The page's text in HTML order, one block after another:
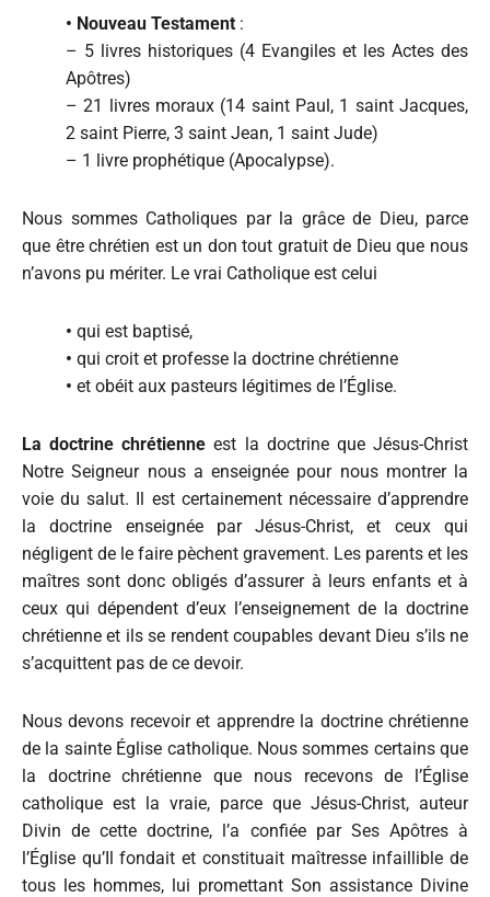
• Nouveau Testament :
– 5 livres historiques (4 Evangiles et les Actes des
Apôtres)
– 21 livres moraux (14 saint Paul, 1 saint Jacques,
2 saint Pierre, 3 saint Jean, 1 saint Jude)
– 1 livre prophétique (Apocalypse).
Nous sommes Catholiques par la grâce de Dieu, parce
que être chrétien est un don tout gratuit de Dieu que nous
n’avons pu mériter. Le vrai Catholique est celui
• qui est baptisé,
• qui croit et professe la doctrine chrétienne
• et obéit aux pasteurs légitimes de l’Église.
La doctrine chrétienne est la doctrine que Jésus-Christ
Notre Seigneur nous a enseignée pour nous montrer la
voie du salut. Il est certainement nécessaire d’apprendre
la doctrine enseignée par Jésus-Christ, et ceux qui
négligent de le faire pèchent gravement. Les parents et les
maîtres sont donc obligés d’assurer à leurs enfants et à
ceux qui dépendent d’eux l’enseignement de la doctrine
chrétienne et ils se rendent coupables devant Dieu s’ils ne
s’acquittent pas de ce devoir.
Nous devons recevoir et apprendre la doctrine chrétienne
de la sainte Église catholique. Nous sommes certains que
la doctrine chrétienne que nous recevons de l’Église
catholique est la vraie, parce que Jésus-Christ, auteur
Divin de cette doctrine, l’a confiée par Ses Apôtres à
l’Église qu’Il fondait et constituait maîtresse infaillible de
tous les hommes, lui promettant Son assistance Divine